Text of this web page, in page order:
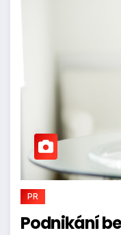
PR
Podnikání